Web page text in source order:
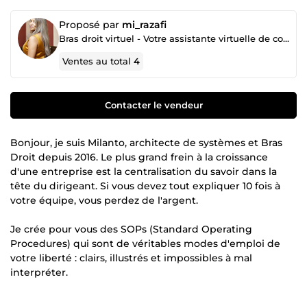
Proposé par mi_razafi
Bras droit virtuel - Votre assistante virtuelle de confiance.
Ventes au total4
Contacter le vendeur
Bonjour, je suis Milanto, architecte de systèmes et Bras
Droit depuis 2016. Le plus grand frein à la croissance
d'une entreprise est la centralisation du savoir dans la
tête du dirigeant. Si vous devez tout expliquer 10 fois à
votre équipe, vous perdez de l'argent.
Je crée pour vous des SOPs (Standard Operating
Procedures) qui sont de véritables modes d'emploi de
votre liberté : clairs, illustrés et impossibles à mal
interpréter.